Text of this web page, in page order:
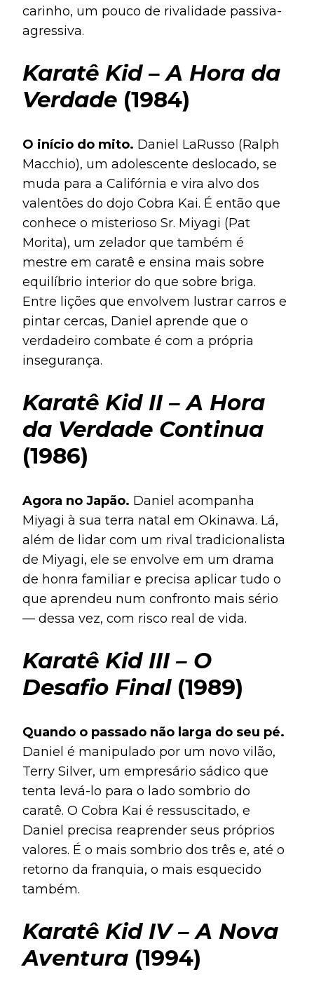
carinho, um pouco de rivalidade passiva-
agressiva.
Karatê Kid – A Hora da
Verdade (1984)
O início do mito. Daniel LaRusso (Ralph
Macchio), um adolescente deslocado, se
muda para a Califórnia e vira alvo dos
valentões do dojo Cobra Kai. É então que
conhece o misterioso Sr. Miyagi (Pat
Morita), um zelador que também é
mestre em caratê e ensina mais sobre
equilíbrio interior do que sobre briga.
Entre lições que envolvem lustrar carros e
pintar cercas, Daniel aprende que o
verdadeiro combate é com a própria
insegurança.
Karatê Kid II – A Hora
da Verdade Continua
(1986)
Agora no Japão. Daniel acompanha
Miyagi à sua terra natal em Okinawa. Lá,
além de lidar com um rival tradicionalista
de Miyagi, ele se envolve em um drama
de honra familiar e precisa aplicar tudo o
que aprendeu num confronto mais sério
— dessa vez, com risco real de vida.
Karatê Kid III – O
Desafio Final(1989)
Quando o passado não larga do seu pé.
Daniel é manipulado por um novo vilão,
Terry Silver, um empresário sádico que
tenta levá-lo para o lado sombrio do
caratê. O Cobra Kai é ressuscitado, e
Daniel precisa reaprender seus próprios
valores. É o mais sombrio dos três e, até o
retorno da franquia, o mais esquecido
também.
Karatê Kid IV – A Nova
Aventura (1994)